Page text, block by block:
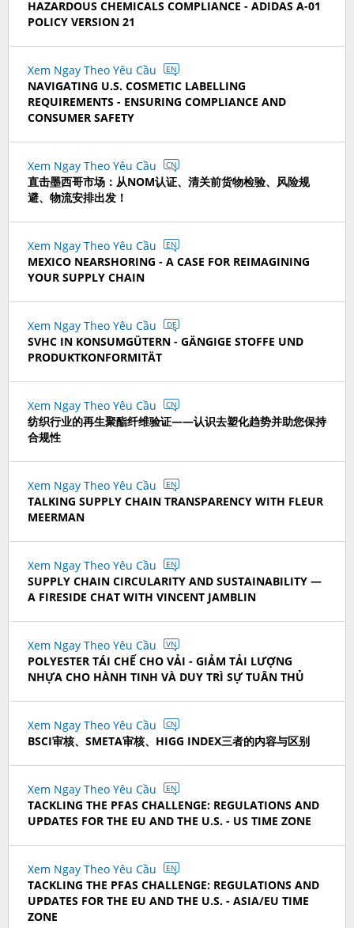
HAZARDOUS CHEMICALS COMPLIANCE - ADIDAS A-01
POLICY VERSION 21
Xem Ngay Theo Yêu Cầu EN
NAVIGATING U.S. COSMETIC LABELLING
REQUIREMENTS - ENSURING COMPLIANCE AND
CONSUMER SAFETY
Xem Ngay Theo Yêu Cầu CN
直击墨西哥市场：从NOM认证、清关前货物检验、风险规
避、物流安排出发！
Xem Ngay Theo Yêu Cầu EN
MEXICO NEARSHORING - A CASE FOR REIMAGINING
YOUR SUPPLY CHAIN
Xem Ngay Theo Yêu Cầu DE
SVHC IN KONSUMGÜTERN - GÄNGIGE STOFFE UND
PRODUKTKONFORMITÄT
Xem Ngay Theo Yêu Cầu CN
纺织行业的再生聚酯纤维验证——认识去塑化趋势并助您保持
合规性
Xem Ngay Theo Yêu Cầu EN
TALKING SUPPLY CHAIN TRANSPARENCY WITH FLEUR
MEERMAN
Xem Ngay Theo Yêu Cầu EN
SUPPLY CHAIN CIRCULARITY AND SUSTAINABILITY —
A FIRESIDE CHAT WITH VINCENT JAMBLIN
Xem Ngay Theo Yêu Cầu VN
POLYESTER TÁI CHẾ CHO VẢI - GIẢM TẢI LƯỢNG
NHỰA CHO HÀNH TINH VÀ DUY TRÌ SỰ TUÂN THỦ
Xem Ngay Theo Yêu Cầu CN
BSCI审核、SMETA审核、HIGG INDEX三者的内容与区别
Xem Ngay Theo Yêu Cầu EN
TACKLING THE PFAS CHALLENGE: REGULATIONS AND
UPDATES FOR THE EU AND THE U.S. - US TIME ZONE
Xem Ngay Theo Yêu Cầu EN
TACKLING THE PFAS CHALLENGE: REGULATIONS AND
UPDATES FOR THE EU AND THE U.S. - ASIA/EU TIME
ZONE